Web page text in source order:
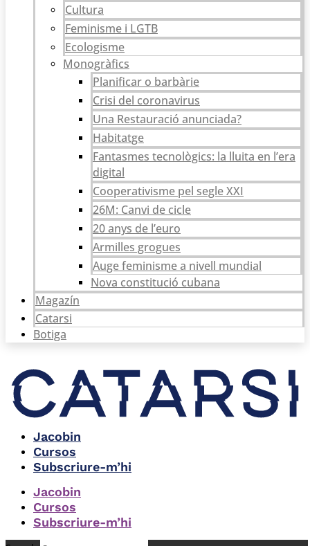
Cultura
Feminisme i LGTB
Ecologisme
Monogràfics
Planificar o barbàrie
Crisi del coronavirus
Una Restauració anunciada?
Habitatge
Fantasmes tecnològics: la lluita en l’era
digital
Cooperativisme pel segle XXI
26M: Canvi de cicle
20 anys de l’euro
Armilles grogues
Auge feminisme a nivell mundial
Nova constitució cubana
Magazín
Catarsi
Botiga
Jacobin
Cursos
Subscriure-m’hi
Jacobin
Cursos
Subscriure-m’hi